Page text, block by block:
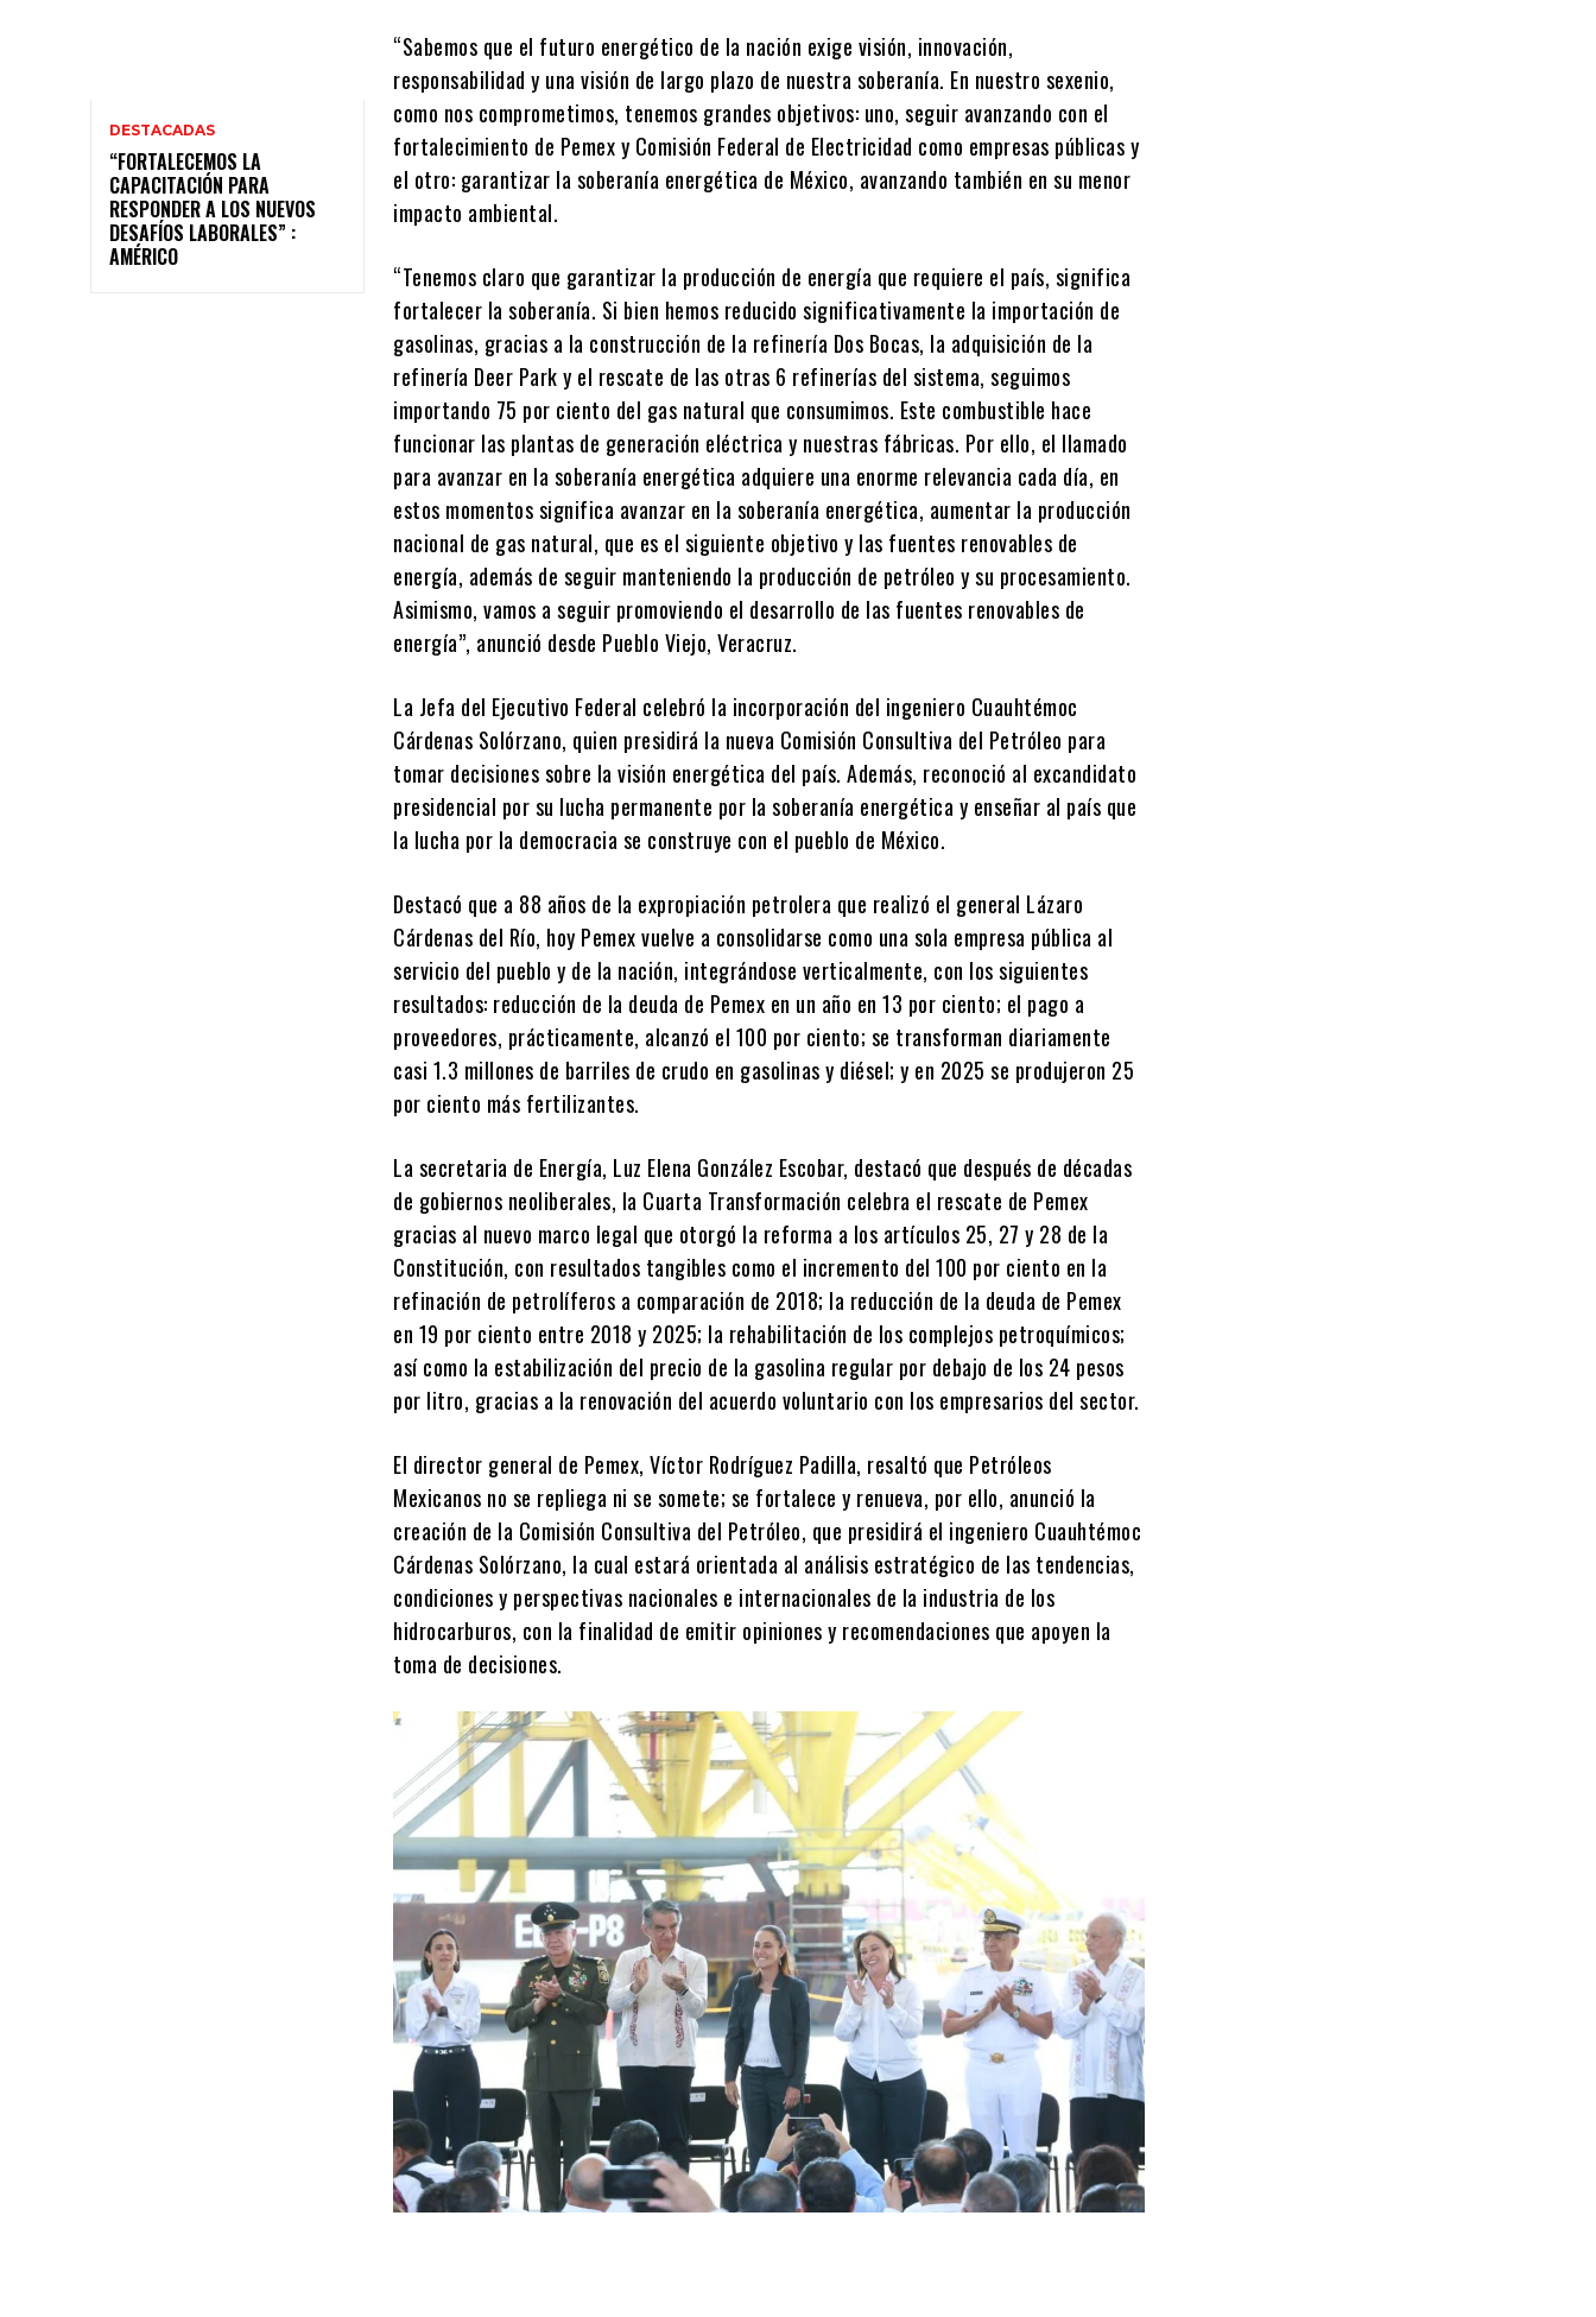
DESTACADAS
“FORTALECEMOS LA
CAPACITACIÓN PARA
RESPONDER A LOS NUEVOS
DESAFÍOS LABORALES” :
AMÉRICO
“Sabemos que el futuro energético de la nación exige visión, innovación,
responsabilidad y una visión de largo plazo de nuestra soberanía. En nuestro sexenio,
como nos comprometimos, tenemos grandes objetivos: uno, seguir avanzando con el
fortalecimiento de Pemex y Comisión Federal de Electricidad como empresas públicas y
el otro: garantizar la soberanía energética de México, avanzando también en su menor
impacto ambiental.
“Tenemos claro que garantizar la producción de energía que requiere el país, significa
fortalecer la soberanía. Si bien hemos reducido significativamente la importación de
gasolinas, gracias a la construcción de la refinería Dos Bocas, la adquisición de la
refinería Deer Park y el rescate de las otras 6 refinerías del sistema, seguimos
importando 75 por ciento del gas natural que consumimos. Este combustible hace
funcionar las plantas de generación eléctrica y nuestras fábricas. Por ello, el llamado
para avanzar en la soberanía energética adquiere una enorme relevancia cada día, en
estos momentos significa avanzar en la soberanía energética, aumentar la producción
nacional de gas natural, que es el siguiente objetivo y las fuentes renovables de
energía, además de seguir manteniendo la producción de petróleo y su procesamiento.
Asimismo, vamos a seguir promoviendo el desarrollo de las fuentes renovables de
energía”, anunció desde Pueblo Viejo, Veracruz.
La Jefa del Ejecutivo Federal celebró la incorporación del ingeniero Cuauhtémoc
Cárdenas Solórzano, quien presidirá la nueva Comisión Consultiva del Petróleo para
tomar decisiones sobre la visión energética del país. Además, reconoció al excandidato
presidencial por su lucha permanente por la soberanía energética y enseñar al país que
la lucha por la democracia se construye con el pueblo de México.
Destacó que a 88 años de la expropiación petrolera que realizó el general Lázaro
Cárdenas del Río, hoy Pemex vuelve a consolidarse como una sola empresa pública al
servicio del pueblo y de la nación, integrándose verticalmente, con los siguientes
resultados: reducción de la deuda de Pemex en un año en 13 por ciento; el pago a
proveedores, prácticamente, alcanzó el 100 por ciento; se transforman diariamente
casi 1.3 millones de barriles de crudo en gasolinas y diésel; y en 2025 se produjeron 25
por ciento más fertilizantes.
La secretaria de Energía, Luz Elena González Escobar, destacó que después de décadas
de gobiernos neoliberales, la Cuarta Transformación celebra el rescate de Pemex
gracias al nuevo marco legal que otorgó la reforma a los artículos 25, 27 y 28 de la
Constitución, con resultados tangibles como el incremento del 100 por ciento en la
refinación de petrolíferos a comparación de 2018; la reducción de la deuda de Pemex
en 19 por ciento entre 2018 y 2025; la rehabilitación de los complejos petroquímicos;
así como la estabilización del precio de la gasolina regular por debajo de los 24 pesos
por litro, gracias a la renovación del acuerdo voluntario con los empresarios del sector.
El director general de Pemex, Víctor Rodríguez Padilla, resaltó que Petróleos
Mexicanos no se repliega ni se somete; se fortalece y renueva, por ello, anunció la
creación de la Comisión Consultiva del Petróleo, que presidirá el ingeniero Cuauhtémoc
Cárdenas Solórzano, la cual estará orientada al análisis estratégico de las tendencias,
condiciones y perspectivas nacionales e internacionales de la industria de los
hidrocarburos, con la finalidad de emitir opiniones y recomendaciones que apoyen la
toma de decisiones.